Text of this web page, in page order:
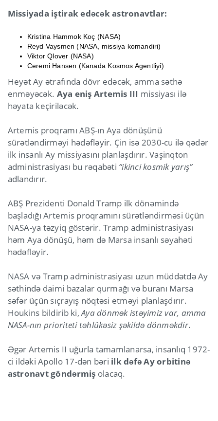
Missiyada iştirak edəcək astronavtlar:
Kristina Hammok Koç (NASA)
Reyd Vaysmen (NASA, missiya komandiri)
Viktor Qlover (NASA)
Ceremi Hansen (Kanada Kosmos Agentliyi)
Heyət Ay ətrafında dövr edəcək, amma səthə
enməyəcək. Aya eniş Artemis III missiyası ilə
həyata keçiriləcək.
Artemis proqramı ABŞ-ın Aya dönüşünü
sürətləndirməyi hədəfləyir. Çin isə 2030-cu ilə qədər
ilk insanlı Ay missiyasını planlaşdırır. Vaşinqton
administrasiyası bu rəqabəti “ikinci kosmik yarış”
adlandırır.
ABŞ Prezidenti Donald Tramp ilk dönəmində
başladığı Artemis proqramını sürətləndirməsi üçün
NASA-ya təzyiq göstərir. Tramp administrasiyası
həm Aya dönüşü, həm də Marsa insanlı səyahəti
hədəfləyir.
NASA və Tramp administrasiyası uzun müddətdə Ay
səthində daimi bazalar qurmağı və buranı Marsa
səfər üçün sıçrayış nöqtəsi etməyi planlaşdırır.
Houkins bildirib ki,Aya dönmək istəyimiz var, amma
NASA-nın prioriteti təhlükəsiz şəkildə dönməkdir.
Əgər Artemis II uğurla tamamlanarsa, insanlıq 1972-
ci ildəki Apollo 17-dən bəri ilk dəfə Ay orbitinə
astronavt göndərmiş olacaq.